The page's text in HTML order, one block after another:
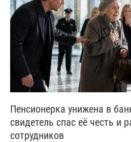
Пенсионерка унижена в
свидетель спас её честь и
сотрудников